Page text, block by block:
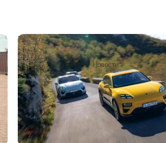
На смену Porsche Macan придёт
переднеприводный кроссовер
3 15 сентября 2025 Новости